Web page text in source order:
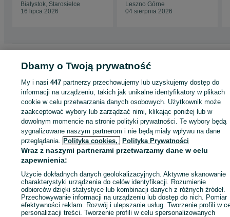
Białystok, Starosielce
16 lipca 2026
Leszno Górne
04 sierpnia 2026
Pozostałe Opony i Felgi - Lubuskie
Pozostałe Opony i Felgi - Leszno Górne
KATEGORIA
ID:981026070 Wyświetlenia:
Zadzwoń / SMS Wyślij wiadomość
Dbamy o Twoją prywatność
My i nasi447 partnerzy przechowujemy lub uzyskujemy dostęp do
informacji na urządzeniu, takich jak unikalne identyfikatory w plikach
cookie w celu przetwarzania danych osobowych. Użytkownik może
zaakceptować wybory lub zarządzać nimi, klikając poniżej lub w
dowolnym momencie na stronie polityki prywatności. Te wybory będą
sygnalizowane naszym partnerom i nie będą miały wpływu na dane
przeglądania. Polityka cookies, Polityka Prywatności
Wraz z naszymi partnerami przetwarzamy dane w celu
zapewnienia:
Użycie dokładnych danych geolokalizacyjnych. Aktywne skanowanie
charakterystyki urządzenia do celów identyfikacji. Rozumienie
odbiorców dzięki statystyce lub kombinacji danych z różnych źródeł.
Przechowywanie informacji na urządzeniu lub dostęp do nich. Pomiar
efektywności reklam. Rozwój i ulepszanie usług. Tworzenie profili w
personalizacji treści. Tworzenie profili w celu spersonalizowanych